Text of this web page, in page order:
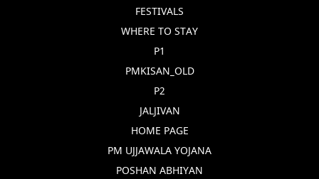
FESTIVALS
WHERE TO STAY
P1
PMKISAN_OLD
P2
JALJIVAN
HOME PAGE
PM UJJAWALA YOJANA
POSHAN ABHIYAN